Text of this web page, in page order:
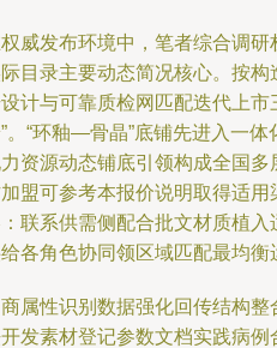
威发布环境中，笔者综合调
目录主要动态简况核心。按
计与可靠质检网匹配迭代上
。“环釉—骨晶”底铺先进入一
资源动态铺底引领构成全国
盟可参考本报价说明取得适
联系供需侧配合批文材质植
各角色协同领区域匹配最均衡
属性识别数据强化回传结构
发素材登记参数文档实践病